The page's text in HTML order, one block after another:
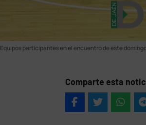
Equipos participantes en el encuentro de este
Comparte esta